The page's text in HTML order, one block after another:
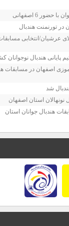
6 اصفهانی
در تورنمنت هندبال
عرشیان/انتخابی
اصفهان در مسابقات
شد
نونهالان استان اصفهان
هندبال جوانان استان